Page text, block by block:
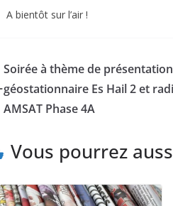
A bientôt sur l’air !
Soirée à thème de
géostationnaire Es Hail 2 et
AMSAT Phase 4A
Vous pourrez